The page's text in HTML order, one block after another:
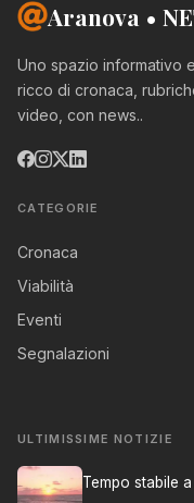
Aranova •
Uno spazio informativo
ricco di cronaca,
video, con news..
CATEGORIE
Cronaca
Viabilità
Eventi
Segnalazioni
ULTIMISSIME NOTIZIE
Tempo stabile